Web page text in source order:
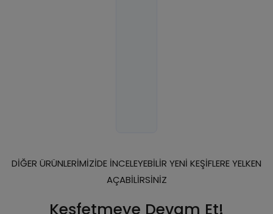
DİĞER ÜRÜNLERİMİZİDE İNCELEYEBİLİR YENİ KEŞİFLERE YELKEN
AÇABİLİRSİNİZ
Keşfetmeye Devam Et!